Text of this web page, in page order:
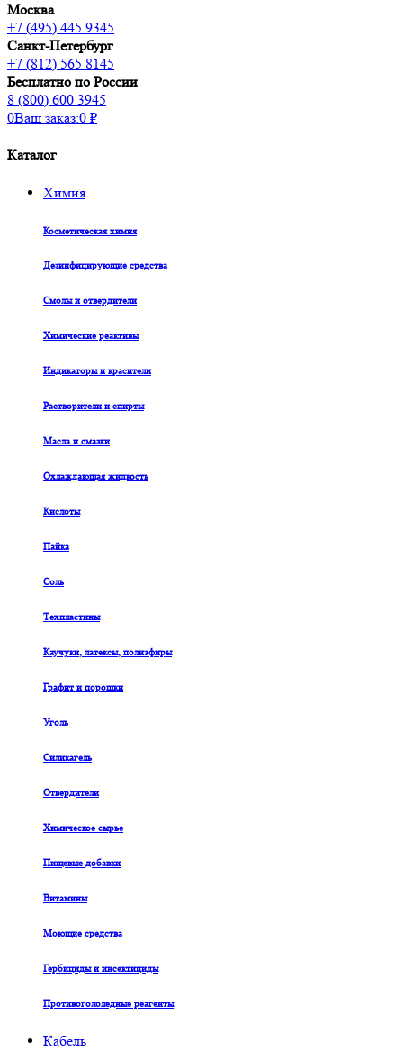
Москва
+7 (495) 445 9345
Санкт-Петербург
+7 (812) 565 8145
Бесплатно по России
8 (800) 600 3945
0Ваш заказ:0 ₽
Каталог
Химия
Косметическая химия
Дезинфицирующие средства
Смолы и отвердители
Химические реактивы
Индикаторы и красители
Растворители и спирты
Масла и смазки
Охлаждающая жидкость
Кислоты
Пайка
Соль
Техпластины
Каучуки, латексы, полиэфиры
Графит и порошки
Уголь
Силикагель
Отвердители
Химическое сырье
Пищевые добавки
Витамины
Моющие средства
Гербициды и инсектициды
Противогололедные реагенты
Кабель